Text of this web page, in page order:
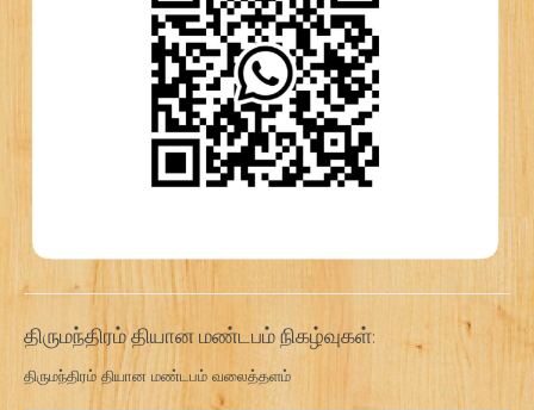
திருமந்திரம் தியான மண்டபம் நிகழ்வுகள்:
திருமந்திரம் தியான மண்டபம் வலைத்தளம்